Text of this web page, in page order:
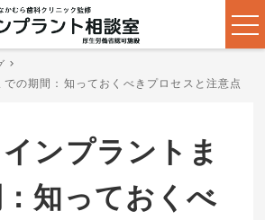
の期間：知っておくべきプロセスと注意点
ンプラントま
知っておくべ